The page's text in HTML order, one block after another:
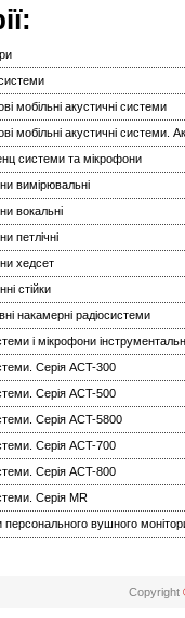
мобільні акустичні системи
мобільні акустичні системи.
системи та мікрофони
вимірювальні
вокальні
петлічні
хедсет
стійки
накамерні радіосистеми
і мікрофони
Серія ACT-300
Серія ACT-500
Серія ACT-5800
Серія ACT-700
Серія ACT-800
Серія MR
вушного
Copyright